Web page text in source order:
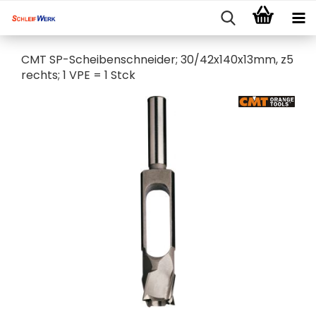
CMT SP-Scheibenschneider; 30/42x140x13mm, z5
rechts; 1 VPE = 1 Stck